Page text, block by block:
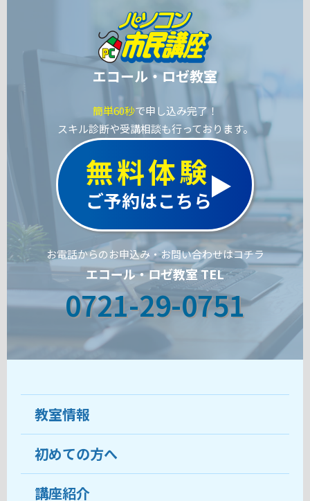
エコール・ロゼ教室
簡単60秒で申し込み完了！
スキル診断や受講相談も行っております。
無料体験
ご予約はこちら
お電話からのお申込み・お問い合わせはコチラ
エコール・ロゼ教室 TEL
0721-29-0751
教室情報
教室について
受講生の声
初めての方へ
ココがおすすめ
講座紹介